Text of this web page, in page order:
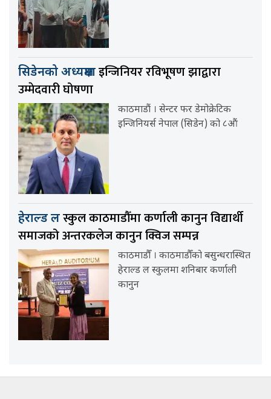
सिडेनको अध्यक्षमाइन्जिनियर रविभूषण झाद्वारा
उम्मेदवारी घोषणा
काठमाडौं । सेन्टर फर डेमोक्रेटिक
इन्जिनियर्स नेपाल (सिडेन) को ८औं
हेराल्ड लस्कुल काठमाडौँमा कर्णाली कानुन विद्यार्थी
समाजको अन्तरकलेज कानुन क्विज सम्पन्न
काठमाडौँ । काठमाडौँको बसुन्धरास्थित
हेराल्ड ल स्कुलमा शनिबार कर्णाली
कानुन